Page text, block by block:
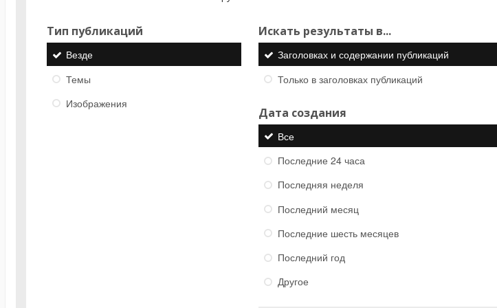
Тип публикаций
Везде
Темы
Изображения
Искать результаты в...
Заголовках и содержании публикаций
Только в заголовках публикаций
Дата создания
Все
Последние 24 часа
Последняя неделя
Последний месяц
Последние шесть месяцев
Последний год
Другое